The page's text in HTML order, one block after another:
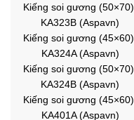
Kiếng soi gương (50×70),
KA323B (Aspavn)
Kiếng soi gương (45×60),
KA324A (Aspavn)
Kiếng soi gương (50×70),
KA324B (Aspavn)
Kiếng soi gương (45×60),
KA401A (Aspavn)